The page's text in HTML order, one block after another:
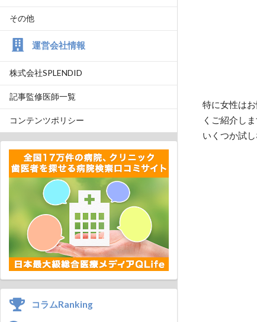
その他
運営会社情報
株式会社SPLENDID
記事監修医師一覧
コンテンツポリシー
コラムRanking
特に女性は
くご紹介しま
いくつか試